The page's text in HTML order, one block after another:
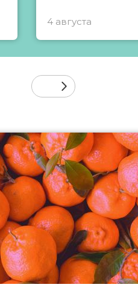
4 августа